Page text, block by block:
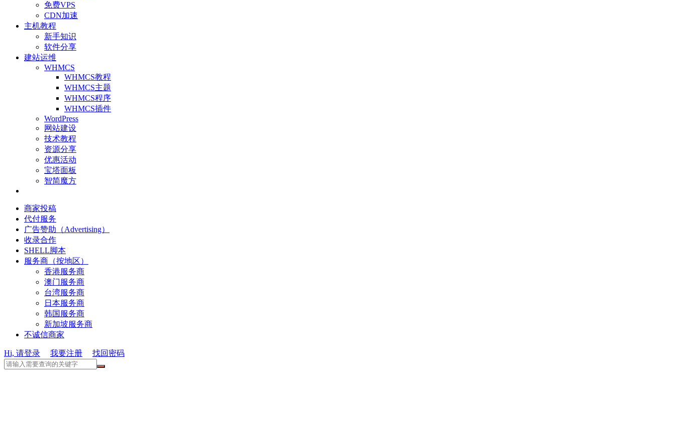
免费VPS
CDN加速
主机教程
新手知识
软件分享
建站运维
WHMCS
WHMCS教程
WHMCS主题
WHMCS程序
WHMCS插件
WordPress
网站建设
技术教程
资源分享
优惠活动
宝塔面板
智简魔方
商家投稿
代付服务
广告赞助（Advertising）
收录合作
SHELL脚本
服务商（按地区）
香港服务商
澳门服务商
台湾服务商
日本服务商
韩国服务商
新加坡服务商
不诚信商家
Hi, 请登录 我要注册 找回密码